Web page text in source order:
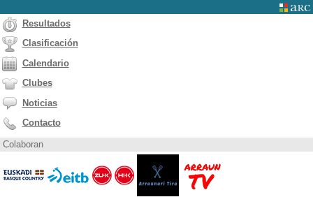
Resultados
Clasificación
Calendario
Clubes
Noticias
Contacto
Colaboran